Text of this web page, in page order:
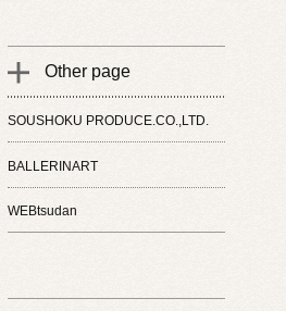
Other page
SOUSHOKU PRODUCE.CO.,LTD.
BALLERINART
WEBtsudan